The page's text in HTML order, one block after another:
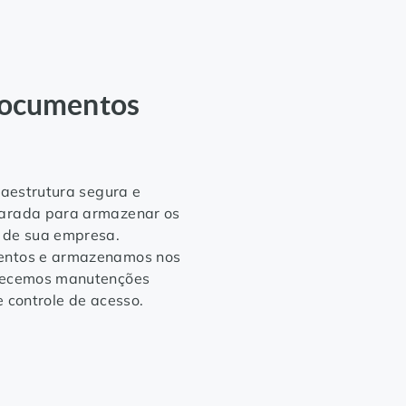
segura e
para armazenar os
sua empresa.
e armazenamos nos
manutenções
de acesso.